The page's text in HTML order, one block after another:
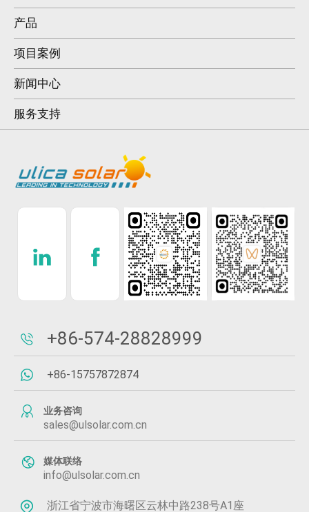
产品
项目案例
新闻中心
服务支持
+86-574-28828999
+86-15757872874
业务咨询
sales@ulsolar.com.cn
媒体联络
info@ulsolar.com.cn
浙江省宁波市海曙区云林中路238号A1座